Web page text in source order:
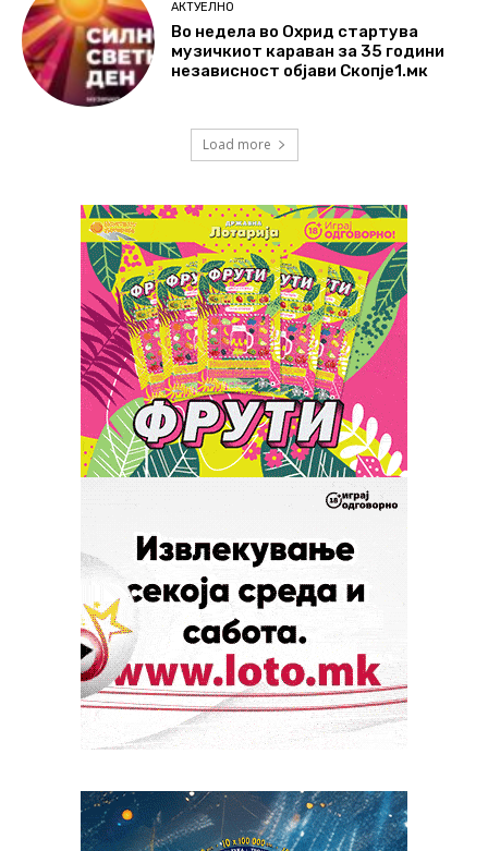
АКТУЕЛНО
Во недела во Охрид стартува
музичкиот караван за 35 години
независност објави Скопје1.мк
Load more